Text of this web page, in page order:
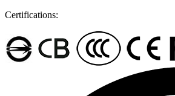
Certifications: